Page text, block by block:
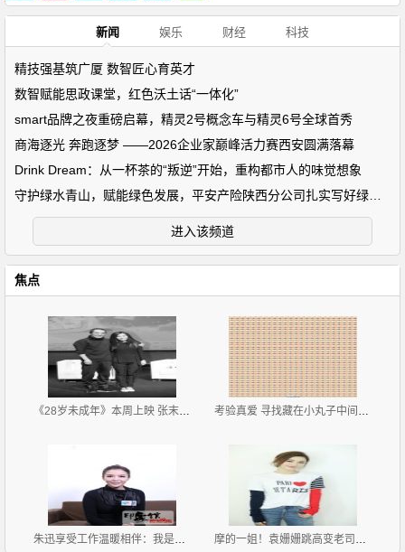
新闻 娱乐 财经 科技
精技强基筑广厦 数智匠心育英才
数智赋能思政课堂，红色沃土话“一体化”
smart品牌之夜重磅启幕，精灵2号概念车与精灵6号全球首秀
商海逐光 奔跑逐梦 ——2026企业家巅峰活力赛西安圆满落幕
Drink Dream：从一杯茶的“叛逆”开始，重构都市人的味觉想象
进入该频道
焦点
《28岁未成年》本周上映 张末张艺谋父女作品同档期 考验真爱 寻找藏在小丸子中间的李易峰
朱迅享受工作温暖相伴：我是个幸运的主持人 摩的一姐！袁姗姗跳高变老司机网友直呼要搭车